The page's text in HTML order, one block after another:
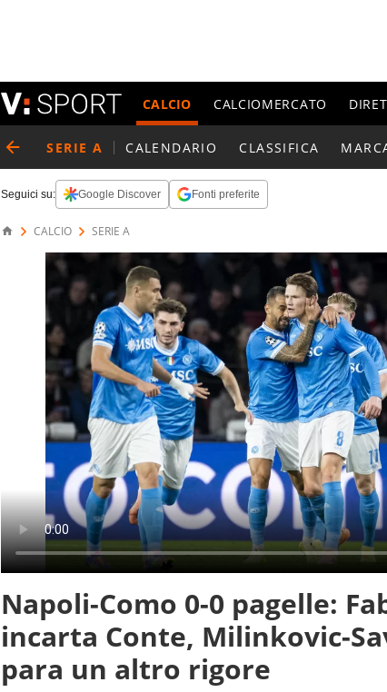
CALCIO CALCIOMERCATO
SERIE A CALENDARIO CLASSIFICA
Seguici su: Google Discover Fonti preferite
CALCIO SERIE A
Napoli-Como 0-0 pagelle:
incarta Conte, Milinkovic-
para un altro rigore